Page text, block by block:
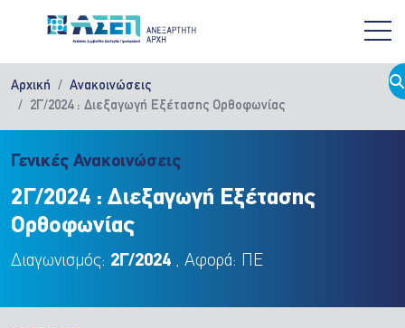
Αρχική
Ανακοινώσεις
2Γ/2024 : Διεξαγωγή Εξέτασης Ορθοφωνίας
Γενικές Ανακοινώσεις
2Γ/2024 : Διεξαγωγή Εξέτασης
Ορθοφωνίας
Διαγωνισμός: 2Γ/2024 , Αφορά: ΠΕ